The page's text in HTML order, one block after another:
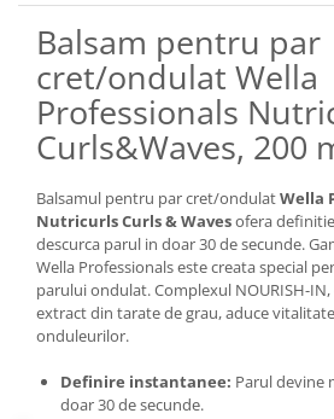
Balsam pentru par
cret/ondulat Wella
Professionals
Curls&Waves, 200
Balsamul pentru par cret/ondulatWella
Nutricurls Curls & Wavesofera
descurca parul in doar 30 de secunde.
Wella Professionals este creata special
parului ondulat. Complexul NOURISH-
extract din tarate de grau, aduce
onduleurilor.
Definire instantanee: Parul devine
doar 30 de secunde.